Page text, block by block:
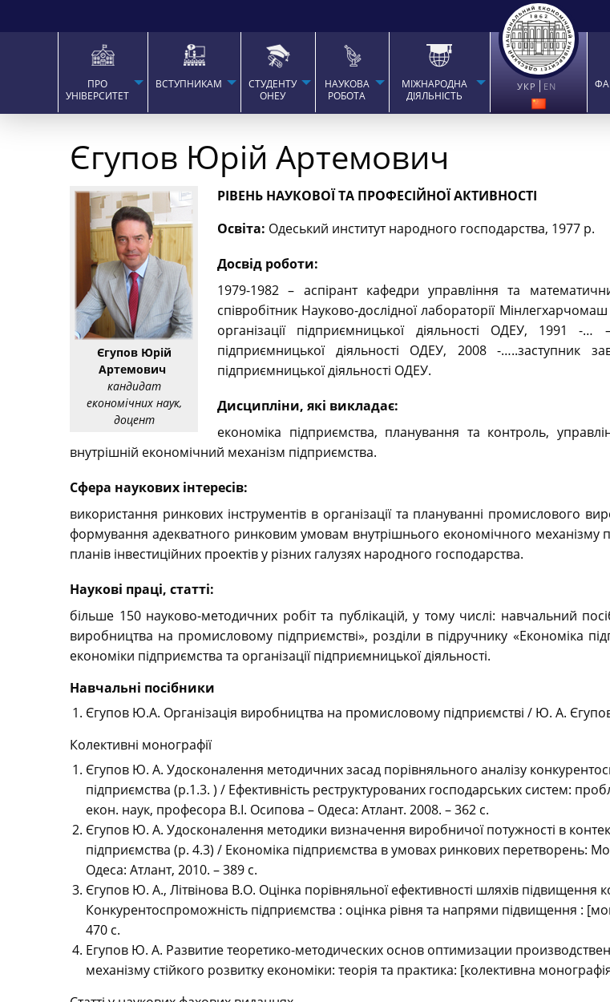
ПРО
УНІВЕРСИТЕТ
ВСТУПНИКАМ
СТУДЕНТУ
ОНЕУ
НАУКОВА
РОБОТА
МІЖНАРОДНА
ДІЯЛЬНІСТЬ
УКР EN
Єгупов Юрій Артемович
Єгупов Юрій
Артемович
кандидат
економічних наук,
доцент
РІВЕНЬ НАУКОВОЇ ТА ПРОФЕСІЙНОЇ АКТИВНОСТІ
Освіта: Одеський институт народного господарства, 1977 р.
Досвід роботи:
1979-1982 – аспірант кафедри управління та
співробітник Науково-дослідної лабораторії
організації підприємницької діяльності ОДЕУ, 1991 -
підприємницької діяльності ОДЕУ, 2008 -…..заступник
підприємницької діяльності ОДЕУ.
Дисципліни, які викладає:
економіка підприємства, планування та контроль,
внутрішній економічний механізм підприємства.
Сфера наукових інтересів:
використання ринкових інструментів в організації та плануванні промислового
формування адекватного ринковим умовам внутрішнього економічного механізму
планів інвестиційних проектів у різних галузях народного господарства.
Наукові праці, статті:
більше 150 науково-методичних робіт та публікацій, у тому числі: навчальний
виробництва на промисловому підприємстві», розділи в підручнику «Економіка
економіки підприємства та організації підприємницької діяльності.
Навчальні посібники
Єгупов Ю.А. Організація виробництва на промисловому підприємстві / Ю. А.
Колективні монографії
Єгупов Ю. А. Удосконалення методичних засад порівняльного аналізу
підприємства (р.1.3. ) / Ефективність реструктурованих господарських систем:
екон. наук, професора В.І. Осипова – Одеса: Атлант. 2008. – 362 с.
Єгупов Ю. А. Удосконалення методики визначення виробничої потужності в
підприємства (р. 4.3) / Економіка підприємства в умовах ринкових перетворень:
Одеса: Атлант, 2010. – 389 с.
Єгупов Ю. А., Літвінова В.О. Оцінка порівняльної ефективності шляхів підвищення
Конкурентоспроможність підприємства : оцінка рівня та напрями підвищення :
470 с.
Егупов Ю. А. Развитие теоретико-методических основ оптимизации
механізму стійкого розвитку економіки: теорія та практика: [колективна